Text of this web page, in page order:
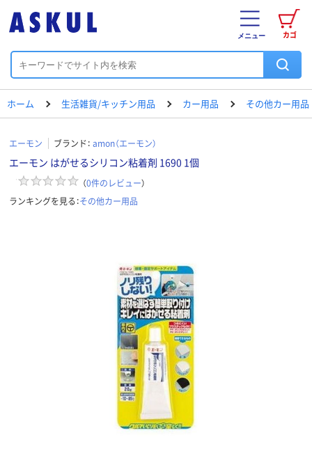
カゴ
メニュー
ホーム 生活雑貨/キッチン用品 カー用品 その他カー用品
エーモン ブランド： amon（エーモン）
エーモン はがせるシリコン粘着剤 1690 1個
（0件のレビュー）
ランキングを見る：その他カー用品